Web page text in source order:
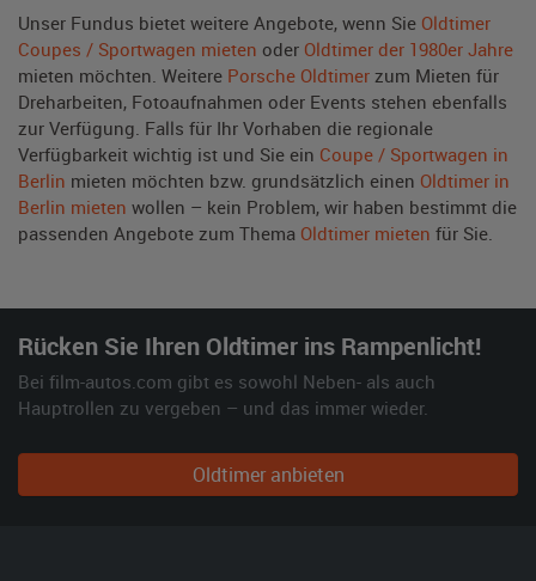
Unser Fundus bietet weitere Angebote, wenn Sie Oldtimer
Coupes / Sportwagen mieten oder Oldtimer der 1980er Jahre
mieten möchten. Weitere Porsche Oldtimer zum Mieten für
Dreharbeiten, Fotoaufnahmen oder Events stehen ebenfalls
zur Verfügung. Falls für Ihr Vorhaben die regionale
Verfügbarkeit wichtig ist und Sie ein Coupe / Sportwagen in
Berlin mieten möchten bzw. grundsätzlich einen Oldtimer in
Berlin mieten wollen – kein Problem, wir haben bestimmt die
passenden Angebote zum Thema Oldtimer mieten für Sie.
Rücken Sie Ihren Oldtimer ins Rampenlicht!
Bei film-autos.com gibt es sowohl Neben- als auch
Hauptrollen zu vergeben – und das immer wieder.
Oldtimer anbieten